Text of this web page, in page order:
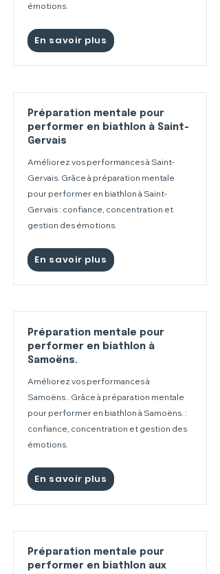
émotions.
En savoir plus
Préparation mentale pour
performer en biathlon à Saint-
Gervais
Améliorez vos performances à Saint-
Gervais. Grâce à préparation mentale
pour performer en biathlon à Saint-
Gervais : confiance, concentration et
gestion des émotions.
En savoir plus
Préparation mentale pour
performer en biathlon à
Samoëns.
Améliorez vos performances à
Samoëns.. Grâce à préparation mentale
pour performer en biathlon à Samoëns. :
confiance, concentration et gestion des
émotions.
En savoir plus
Préparation mentale pour
performer en biathlon aux